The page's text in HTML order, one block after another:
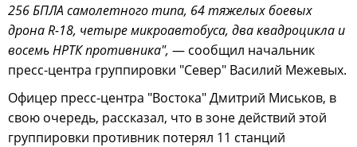
256 БПЛА самолетного типа, 64 тяжелых боевых
дрона R-18, четыре микроавтобуса, два квадроцикла и
восемь НРТК противника", — сообщил начальник
пресс-центра группировки "Север" Василий Межевых.
Офицер пресс-центра "Востока" Дмитрий Миськов, в
свою очередь, рассказал, что в зоне действий этой
группировки противник потерял 11 станций